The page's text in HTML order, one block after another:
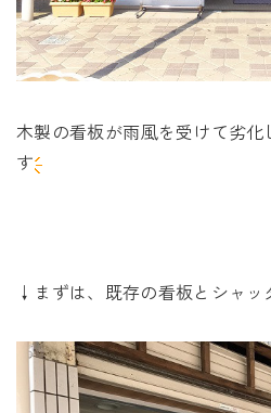
木製の看板が雨風を受けて劣
す
↓まずは、既存の看板とシャッ